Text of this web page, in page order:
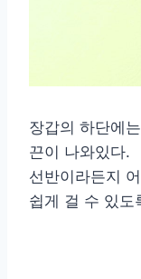
장갑의 하단에
끈이 나와있다.
선반이라든지
쉽게 걸 수 있도